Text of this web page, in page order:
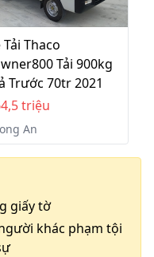
Tải Thaco
Tải 900kg
Trước 70tr 2021
triệu
An
giấy tờ
khác phạm tội